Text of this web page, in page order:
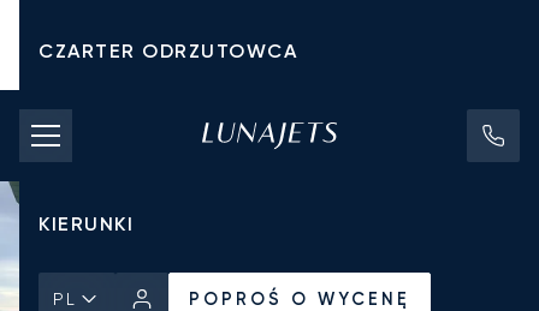
CZARTER ODRZUTOWCA
KOSZTY CZARTERU
PRYWATNE ODRZUTOWCE
KIERUNKI
PL POPROŚ O WYCENĘ